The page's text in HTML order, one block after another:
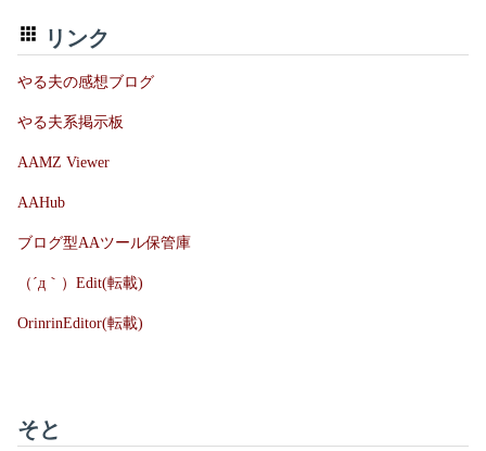
リンク
やる夫の感想ブログ
やる夫系掲示板
AAMZ Viewer
AAHub
ブログ型AAツール保管庫
（´д｀）Edit(転載)
OrinrinEditor(転載)
そと